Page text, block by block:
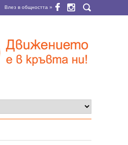
Влез в общността »